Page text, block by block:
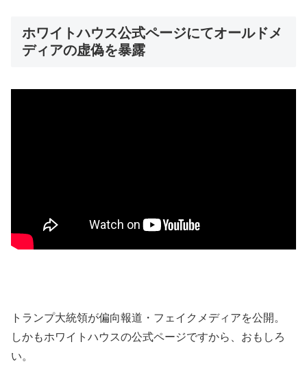
ホワイトハウス公式ページにてオールドメ
ディアの虚偽を暴露
トランプ大統領が偏向報道・フェイクメディアを公開。
しかもホワイトハウスの公式ページですから、おもしろ
い。